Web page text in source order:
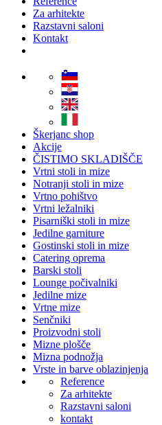
Za arhitekte
Razstavni saloni
Kontakt
Škerjanc shop
Akcije
ČISTIMO SKLADIŠČE
Vrtni stoli in mize
Notranji stoli in mize
Vrtno pohištvo
Vrtni ležalniki
Pisarniški stoli in mize
Jedilne garniture
Gostinski stoli in mize
Catering oprema
Barski stoli
Lounge počivalniki
Jedilne mize
Vrtne mize
Senčniki
Proizvodni stoli
Mizne plošče
Mizna podnožja
Vrste in barve oblazinjenja
Reference
Za arhitekte
Razstavni saloni
kontakt